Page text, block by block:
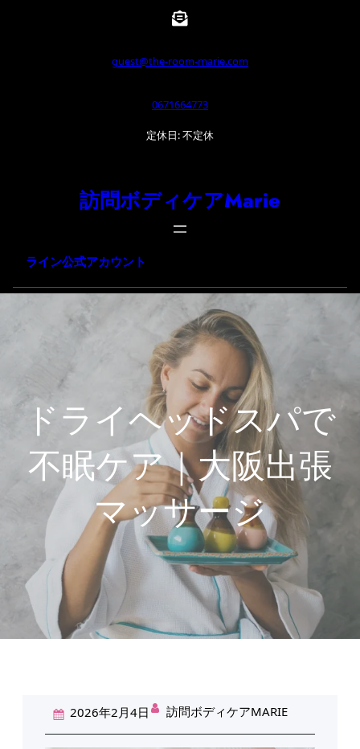
guest@the-room-marie.com
0671664773
定休日: 不定休
訪問ボディケアMarie
ライン公式アカウント
ドライヘッドスパで
不眠ケア｜大阪出張
マッサージ
2026年2月4日 訪問ボディケアMARIE